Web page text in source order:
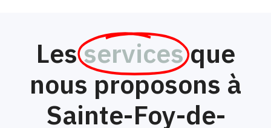
Lesservices que
nous proposons à
Sainte-Foy-de-